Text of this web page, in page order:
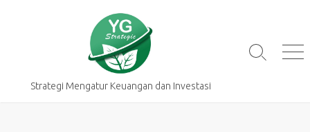
Strategi Mengatur Keuangan dan Investasi
Search